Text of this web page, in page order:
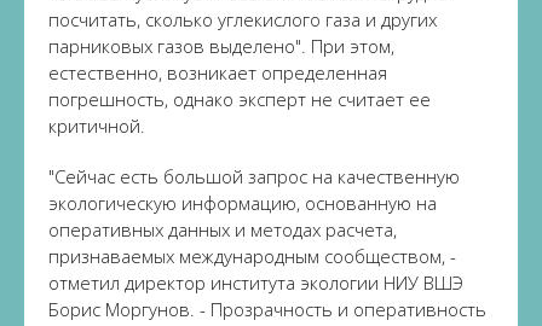
посчитать, сколько углекислого газа и других
парниковых газов выделено". При этом,
естественно, возникает определенная
погрешность, однако эксперт не считает ее
критичной.
"Сейчас есть большой запрос на качественную
экологическую информацию, основанную на
оперативных данных и методах расчета,
признаваемых международным сообществом, -
отметил директор института экологии НИУ ВШЭ
Борис Моргунов. - Прозрачность и оперативность